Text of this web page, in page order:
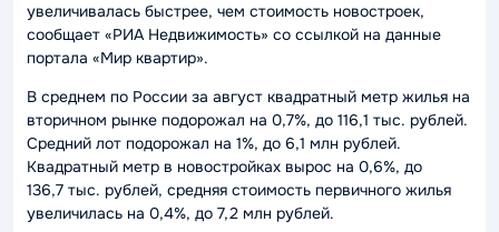
увеличивалась быстрее, чем стоимость новостроек,
сообщает «РИА Недвижимость» со ссылкой на данные
портала «Мир квартир».
В среднем по России за август квадратный метр жилья на
вторичном рынке подорожал на 0,7%, до 116,1 тыс. рублей.
Средний лот подорожал на 1%, до 6,1 млн рублей.
Квадратный метр в новостройках вырос на 0,6%, до
136,7 тыс. рублей, средняя стоимость первичного жилья
увеличилась на 0,4%, до 7,2 млн рублей.